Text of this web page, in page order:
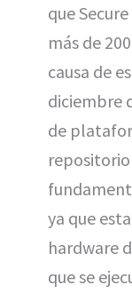
que
más de
causa de
diciembre
de
ya que
hardware
que se